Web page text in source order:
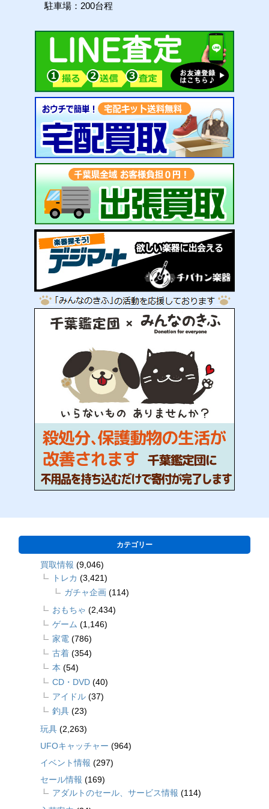
駐車場：200台程
カテゴリー
買取情報 (9,046)
トレカ (3,421)
ガチャ企画 (114)
おもちゃ (2,434)
ゲーム (1,146)
家電 (786)
古着 (354)
本 (54)
CD・DVD (40)
アイドル (37)
釣具 (23)
玩具 (2,263)
UFOキャッチャー (964)
イベント情報 (297)
セール情報 (169)
アダルトのセール、サービス情報 (114)